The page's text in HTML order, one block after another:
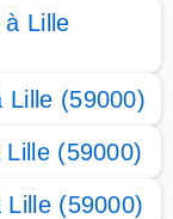
Lille
Lille (59000)
(59000)
(59000)